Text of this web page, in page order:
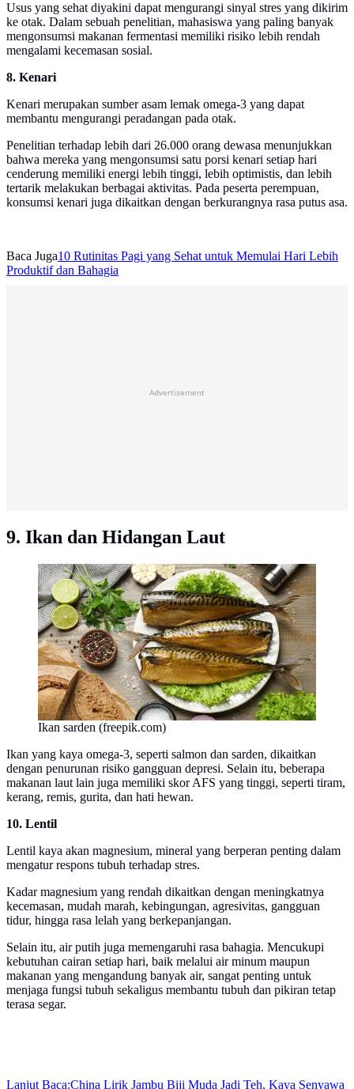
Usus yang sehat diyakini dapat mengurangi sinyal stres yang dikirim
ke otak. Dalam sebuah penelitian, mahasiswa yang paling banyak
mengonsumsi makanan fermentasi memiliki risiko lebih rendah
mengalami kecemasan sosial.
8. Kenari
Kenari merupakan sumber asam lemak omega-3 yang dapat
membantu mengurangi peradangan pada otak.
Penelitian terhadap lebih dari 26.000 orang dewasa menunjukkan
bahwa mereka yang mengonsumsi satu porsi kenari setiap hari
cenderung memiliki energi lebih tinggi, lebih optimistis, dan lebih
tertarik melakukan berbagai aktivitas. Pada peserta perempuan,
konsumsi kenari juga dikaitkan dengan berkurangnya rasa putus asa.
Baca Juga10 Rutinitas Pagi yang Sehat untuk Memulai Hari Lebih
Produktif dan Bahagia
Advertisement
9. Ikan dan Hidangan Laut
Ikan sarden (freepik.com)
Ikan yang kaya omega-3, seperti salmon dan sarden, dikaitkan
dengan penurunan risiko gangguan depresi. Selain itu, beberapa
makanan laut lain juga memiliki skor AFS yang tinggi, seperti tiram,
kerang, remis, gurita, dan hati hewan.
10. Lentil
Lentil kaya akan magnesium, mineral yang berperan penting dalam
mengatur respons tubuh terhadap stres.
Kadar magnesium yang rendah dikaitkan dengan meningkatnya
kecemasan, mudah marah, kebingungan, agresivitas, gangguan
tidur, hingga rasa lelah yang berkepanjangan.
Selain itu, air putih juga memengaruhi rasa bahagia. Mencukupi
kebutuhan cairan setiap hari, baik melalui air minum maupun
makanan yang mengandung banyak air, sangat penting untuk
menjaga fungsi tubuh sekaligus membantu tubuh dan pikiran tetap
terasa segar.
Lanjut Baca:China Lirik Jambu Biji Muda Jadi Teh, Kaya Senyawa